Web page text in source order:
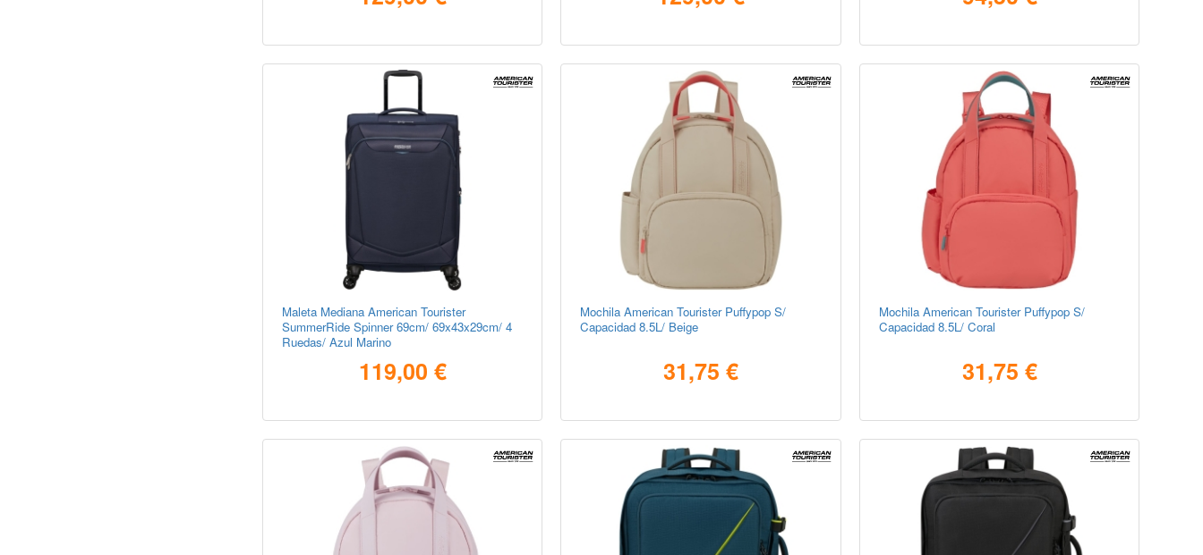
Maleta Mediana American Tourister
SummerRide Spinner 69cm/ 69x43x29cm/ 4
Ruedas/ Azul Marino
119,00 €
Mochila American Tourister Puffypop S/
Capacidad 8.5L/ Beige
31,75 €
Mochila American Tourister Puffypop S/
Capacidad 8.5L/ Coral
31,75 €